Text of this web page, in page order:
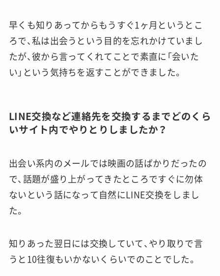
早くも知りあってからもうすぐ1ヶ月というとこ
ろで、私は出会うという目的を忘れかけていまし
たが、彼から言ってくれてことで素直に「会いた
い」という気持ちを返すことができました。
LINE交換など連絡先を交換するまでどのくら
いサイト内でやりとりしましたか？
出会い系内のメールでは映画の話ばかりだったの
で、話題が盛り上がってきたところですぐに勿体
ないという話になって自然にLINE交換をしまし
た。
知りあった翌日には交換していて、やり取りで言
うと10往復もいかないくらいでのことでした。